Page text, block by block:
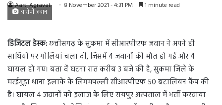
Aarti Agravat 8 November 2021 - 4:31 PM 1 minute read
आरोपी जवान
डिजिटल डेस्क:छत्तीसगढ़ के सुकमा में सीआरपीएफ जवान ने अपने ही
साथियों पर गोलियां चला दी, जिसमें 4 जवानों की मौत हो गई और 4
घायल हो गए। बता दें घटना रात करीब 3 बजे की है, सुकमा जिले के
मरईगुड़ा थाना इलाके के लिगमपल्ली सीआरपीएफ 50 बटालियन कैंप की
है। घायल 4 जवानों को इलाज के लिए रायपुर अस्पताल में भर्ती करवाया